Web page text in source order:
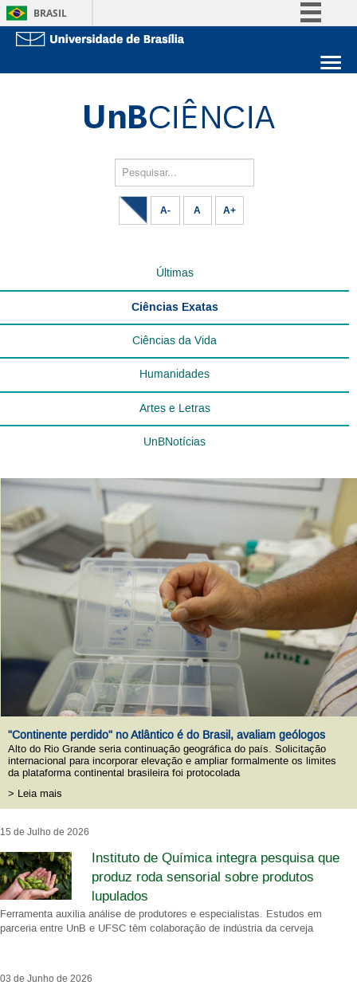
BRASIL
Acesso à informaçãoEstude na UnB
Pesquisar...
A- A A+
Últimas
Ciências Exatas
Ciências da Vida
Humanidades
Artes e Letras
UnBNotícias
"Continente perdido" no Atlântico é do Brasil, avaliam geólogos
Alto do Rio Grande seria continuação geográfica do país. Solicitação
internacional para incorporar elevação e ampliar formalmente os limites
da plataforma continental brasileira foi protocolada
> Leia mais
15 de Julho de 2026
Instituto de Química integra pesquisa que
produz roda sensorial sobre produtos
lupulados
Ferramenta auxilia análise de produtores e especialistas. Estudos em
parceria entre UnB e UFSC têm colaboração de indústria da cerveja
03 de Junho de 2026